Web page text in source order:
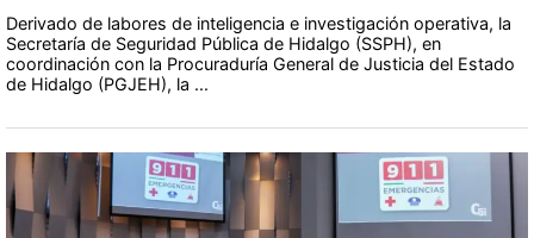
Derivado de labores de inteligencia e investigación operativa, la
Secretaría de Seguridad Pública de Hidalgo (SSPH), en
coordinación con la Procuraduría General de Justicia del Estado
de Hidalgo (PGJEH), la ...